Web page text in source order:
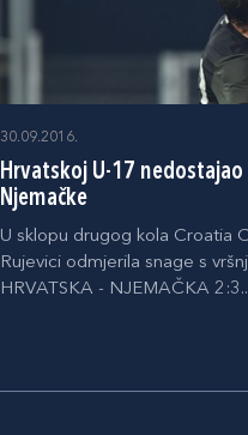
30.09.2016.
Hrvatskoj U-17
Njemačke
U sklopu drugog kola Croatia
Rujevici odmjerila snage s
HRVATSKA - NJEMAČKA